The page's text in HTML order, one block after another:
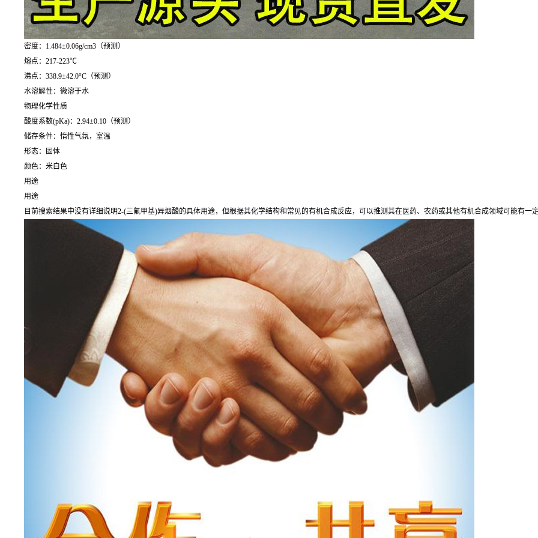
密度：1.484±0.06g/cm3（预测）
熔点：217-223℃
沸点：338.9±42.0°C（预测）
水溶解性：微溶于水
物理化学性质
酸度系数(pKa)：2.94±0.10（预测）
储存条件：惰性气氛，室温
形态：固体
颜色：米白色
用途
用途
目前搜索结果中没有详细说明2-(三氟甲基)异烟酸的具体用途，但根据其化学结构和常见的有机合成反应，可以推测其在医药、农药或其他有机合成领域可能有一定